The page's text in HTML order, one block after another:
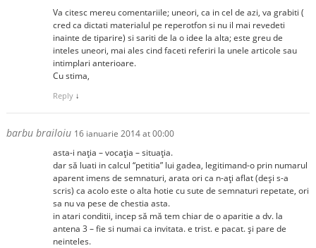
Va citesc mereu comentariile; uneori, ca in cel de azi, va grabiti (
cred ca dictati materialul pe reperotfon si nu il mai revedeti
inainte de tiparire) si sariti de la o idee la alta; este greu de
inteles uneori, mai ales cind faceti referiri la unele articole sau
intimplari anterioare.
Cu stima,
Reply ↓
barbu brailoiu 16 ianuarie 2014 at 00:00
asta-i naţia – vocaţia – situaţia.
dar să luati in calcul “petitia” lui gadea, legitimand-o prin numarul
aparent imens de semnaturi, arata ori ca n-aţi aflat (deşi s-a
scris) ca acolo este o alta hotie cu sute de semnaturi repetate, ori
sa nu va pese de chestia asta.
in atari conditii, incep să mă tem chiar de o aparitie a dv. la
antena 3 – fie si numai ca invitata. e trist. e pacat. şi pare de
neinteles.